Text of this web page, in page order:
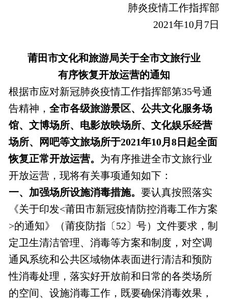
肺炎疫情工作指挥部
2021年10月7日
莆田市文化和旅游局关于全市文旅行业
有序恢复开放运营的通知
根据市应对新冠肺炎疫情工作指挥部第35号通
告精神， 全市各级旅游景区、公共文化服务场
馆、文博场所、电影放映场所、文化娱乐经营
场所、网吧等文旅场所于2021年10月8日起全面
恢复正常开放运营。 为有序推进全市文旅行业
开放运营，现将有关事项通知如下：
一、加强场所设施消毒措施。 要认真按照落实
《关于印发<莆田市新冠疫情防控消毒工作方案
>的通知》（莆疫防指〔52〕号）文件要求，制
定卫生清洁管理、消毒等方案和制度，对空调
通风系统和公共区域物体表面进行清洁和预防
性消毒处理，落实好开放前和日常的各类场所
的空间、设施消毒工作，既要确保消毒效果，